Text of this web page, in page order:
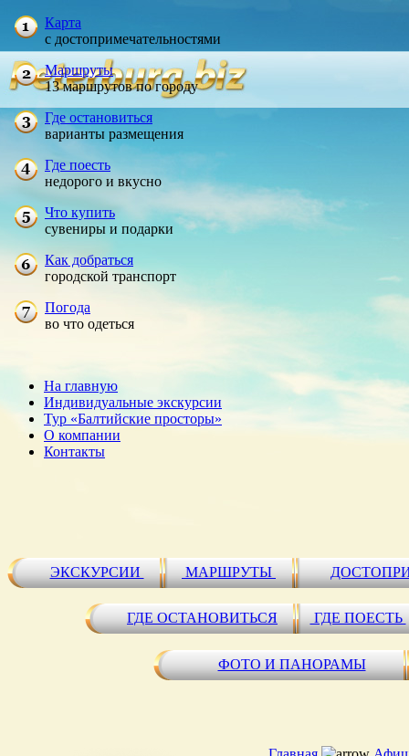
Карта
с достопримечательностями
Маршруты
13 маршрутов по городу
Где остановиться
варианты размещения
Где поесть
недорого и вкусно
Что купить
сувениры и подарки
Как добраться
городской транспорт
Погода
во что одеться
На главную
Индивидуальные экскурсии
Тур «Балтийские просторы»
О компании
Контакты
ЭКСКУРСИИ МАРШРУТЫ
ГДЕ ОСТАНОВИТЬСЯ ГДЕ ПОЕСТЬ
ФОТО И ПАНОРАМЫ